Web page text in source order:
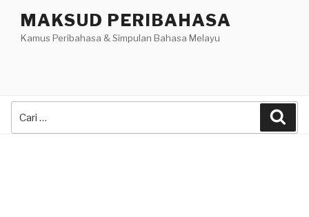
content
MAKSUD PERIBAHASA
Kamus Peribahasa & Simpulan Bahasa Melayu